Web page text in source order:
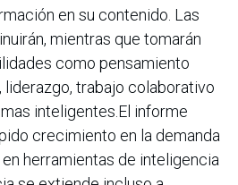
en su contenido. Las
mientras que tomarán
como pensamiento
trabajo colaborativo
inteligentes.El informe
crecimiento en la demanda
herramientas de inteligencia